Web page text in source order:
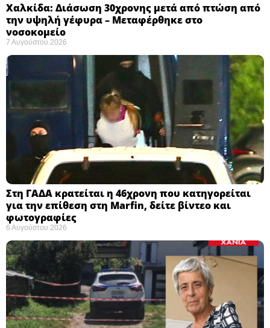
Χαλκίδα: Διάσωση 30χρονης μετά από πτώση από
την υψηλή γέφυρα – Μεταφέρθηκε στο
νοσοκομείο ​
7 Αυγούστου 2026
Στη ΓΑΔΑ κρατείται η 46χρονη που κατηγορείται
για την επίθεση στη Marfin, δείτε βίντεο και
φωτογραφίες
6 Αυγούστου 2026